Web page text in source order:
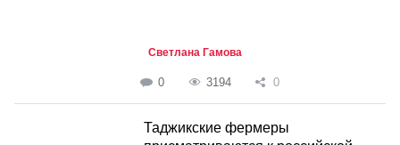
Светлана Гамова
0 3194 0
Таджикские фермеры